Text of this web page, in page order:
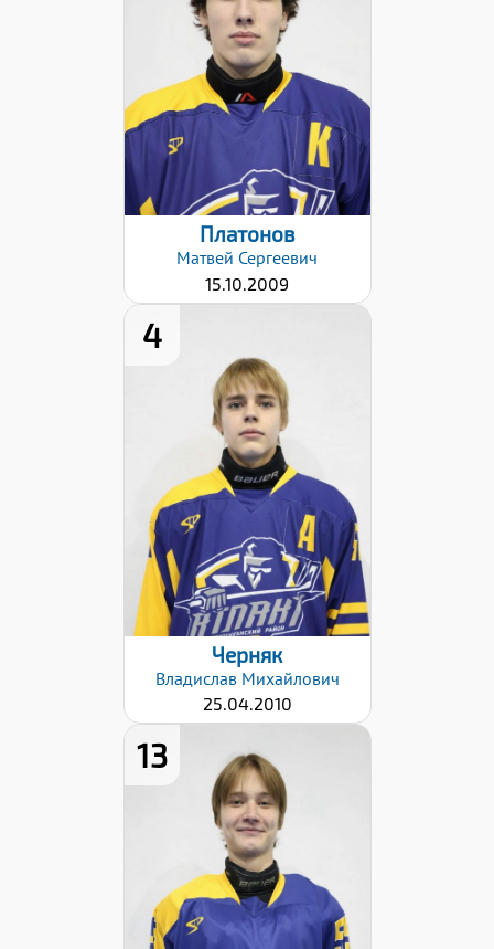
Вес:
71
Хват клюшки:
Правый
Дата заявки:
22.01.2026
Платонов
Матвей Сергеевич
15.10.2009
4
Рост:
168
Вес:
60
Хват клюшки:
Левый
Дата заявки:
22.01.2026
Черняк
Владислав Михайлович
25.04.2010
13
Рост:
180
Вес:
68
Хват клюшки:
Левый